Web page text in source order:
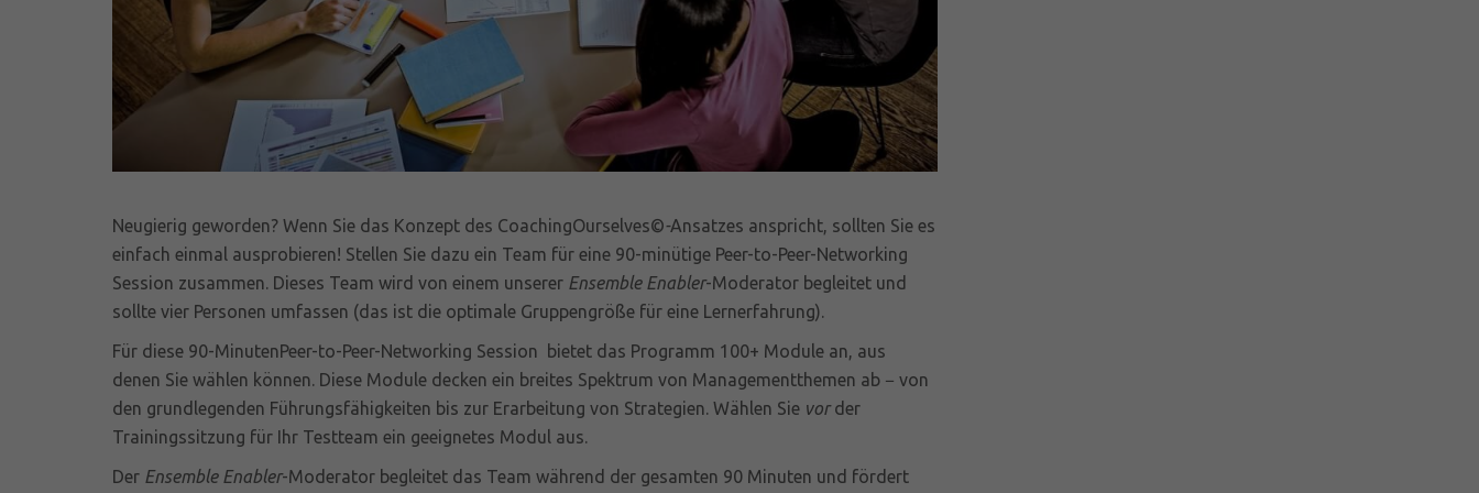
Neugierig geworden? Wenn Sie das Konzept des CoachingOurselves©-Ansatzes anspricht, sollten Sie es
einfach einmal ausprobieren! Stellen Sie dazu ein Team für eine 90-minütige Peer-to-Peer-Networking
Session zusammen. Dieses Team wird von einem unserer Ensemble Enabler-Moderator begleitet und
sollte vier Personen umfassen (das ist die optimale Gruppengröße für eine Lernerfahrung).
Für diese 90-MinutenPeer-to-Peer-Networking Session bietet das Programm 100+ Module an, aus
denen Sie wählen können. Diese Module decken ein breites Spektrum von Managementthemen ab − von
den grundlegenden Führungsfähigkeiten bis zur Erarbeitung von Strategien. Wählen Sie vorder
Trainingssitzung für Ihr Testteam ein geeignetes Modul aus.
Der Ensemble Enabler-Moderator begleitet das Team während der gesamten 90 Minuten und fördert